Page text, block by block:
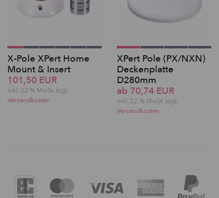
X-Pole XPert Home
Mount & Insert
101,50 EUR
inkl. 22 % MwSt. zzgl.
Versandkosten
XPert Pole (PX/NXN)
Deckenplatte
D280mm
ab 70,74 EUR
inkl. 22 % MwSt. zzgl.
Versandkosten